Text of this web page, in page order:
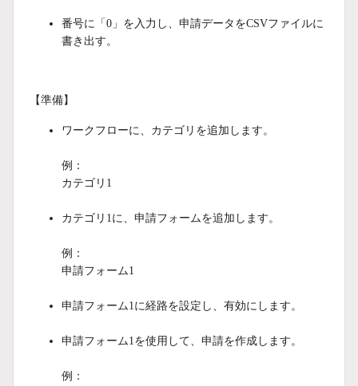
番号に「0」を入力し、申請データをCSVファイルに
書き出す。
【準備】
ワークフローに、カテゴリを追加します。
例：
カテゴリ1
カテゴリ1に、申請フォームを追加します。
例：
申請フォーム1
申請フォーム1に経路を設定し、有効にします。
申請フォーム1を使用して、申請を作成します。
例：